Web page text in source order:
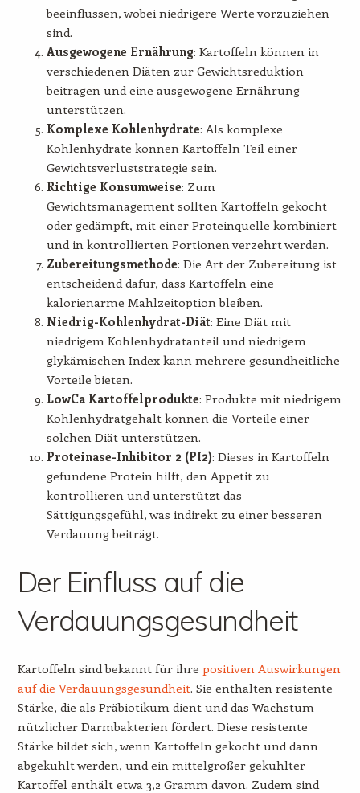
beeinflussen, wobei niedrigere Werte vorzuziehen
sind.
Ausgewogene Ernährung: Kartoffeln können in
verschiedenen Diäten zur Gewichtsreduktion
beitragen und eine ausgewogene Ernährung
unterstützen.
Komplexe Kohlenhydrate: Als komplexe
Kohlenhydrate können Kartoffeln Teil einer
Gewichtsverluststrategie sein.
Richtige Konsumweise: Zum
Gewichtsmanagement sollten Kartoffeln gekocht
oder gedämpft, mit einer Proteinquelle kombiniert
und in kontrollierten Portionen verzehrt werden.
Zubereitungsmethode: Die Art der Zubereitung ist
entscheidend dafür, dass Kartoffeln eine
kalorienarme Mahlzeitoption bleiben.
Niedrig-Kohlenhydrat-Diät: Eine Diät mit
niedrigem Kohlenhydratanteil und niedrigem
glykämischen Index kann mehrere gesundheitliche
Vorteile bieten.
LowCa Kartoffelprodukte: Produkte mit niedrigem
Kohlenhydratgehalt können die Vorteile einer
solchen Diät unterstützen.
Proteinase-Inhibitor 2 (PI2): Dieses in Kartoffeln
gefundene Protein hilft, den Appetit zu
kontrollieren und unterstützt das
Sättigungsgefühl, was indirekt zu einer besseren
Verdauung beiträgt.
Der Einfluss auf die
Verdauungsgesundheit
Kartoffeln sind bekannt für ihre positiven Auswirkungen
auf die Verdauungsgesundheit. Sie enthalten resistente
Stärke, die als Präbiotikum dient und das Wachstum
nützlicher Darmbakterien fördert. Diese resistente
Stärke bildet sich, wenn Kartoffeln gekocht und dann
abgekühlt werden, und ein mittelgroßer gekühlter
Kartoffel enthält etwa 3,2 Gramm davon. Zudem sind